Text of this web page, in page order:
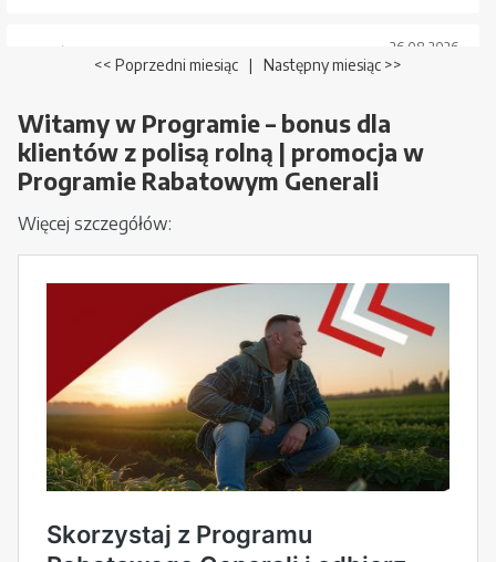
Dzień Psa 26.08.2026
<< Poprzedni miesiąc | Następny miesiąc >>
Witamy w Programie – bonus dla
klientów z polisą rolną | promocja w
Programie Rabatowym Generali
Więcej szczegółów: